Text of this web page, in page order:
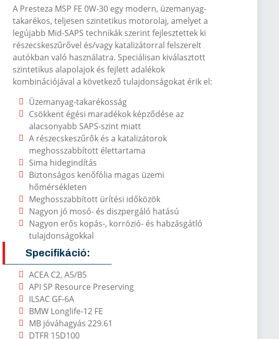
A Presteza MSP FE 0W-30 egy modern, üzemanyag-
takarékos, teljesen szintetikus motorolaj, amelyet a
legújabb Mid-SAPS technikák szerint fejlesztettek ki
részecskeszűrővel és/vagy katalizátorral felszerelt
autókban való használatra. Speciálisan kiválasztott
szintetikus alapolajok és fejlett adalékok
kombinációjával a következő tulajdonságokat érik el:
Üzemanyag-takarékosság
Csökkent égési maradékok képződése az
alacsonyabb SAPS-szint miatt
A részecskeszűrők és a katalizátorok
meghosszabbított élettartama
Sima hidegindítás
Biztonságos kenőfólia magas üzemi
hőmérsékleten
Meghosszabbított ürítési időközök
Nagyon jó mosó- és diszpergáló hatású
Nagyon erős kopás-, korrózió- és habzásgátló
tulajdonságokkal
Specifikáció:
ACEA C2, A5/B5
API SP Resource Preserving
ILSAC GF-6A
BMW Longlife-12 FE
MB jóváhagyás 229.61
DTFR 15D100